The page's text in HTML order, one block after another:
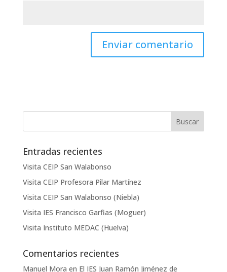
Entradas recientes
Visita CEIP San Walabonso
Visita CEIP Profesora Pilar Martínez
Visita CEIP San Walabonso (Niebla)
Visita IES Francisco Garfias (Moguer)
Visita Instituto MEDAC (Huelva)
Comentarios recientes
Manuel Mora en El IES Juan Ramón Jiménez de